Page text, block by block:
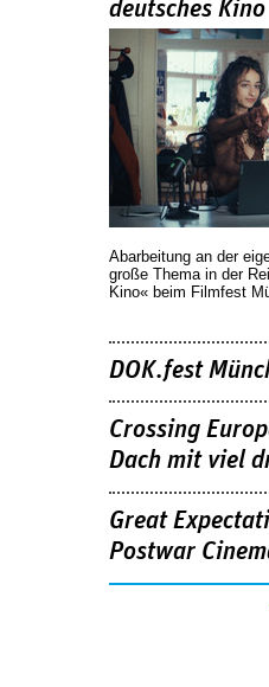
deutsches Kino
Abarbeitung an der
große Thema in der
Kino« beim Filmfest
DOK.fest
Crossing
Dach mit viel
Great
Postwar